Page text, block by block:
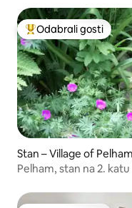
Među najviše
Odabrali gosti
Stan – Village of Pelham
Pelham, stan na 2. katu